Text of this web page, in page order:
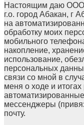
Настоящим даю ООО
г.о. город Абакан, г
на
обработку моих
мобильного
накопление,
использование,
персональных
связи со мной в
меня о ходе и
мессенджеры
почту.